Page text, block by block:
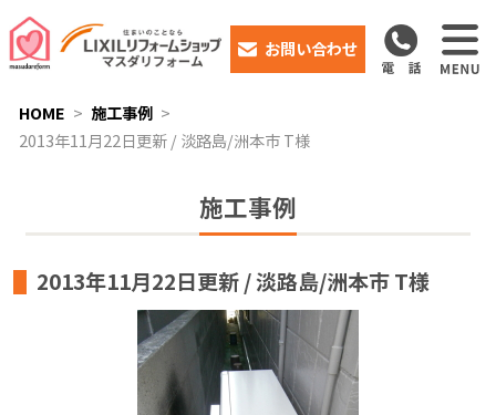
お問い合わせ
HOME
施工事例
2013年11月22日更新 / 淡路島/洲本市 T様
施工事例
2013年11月22日更新 / 淡路島/洲本市 T様